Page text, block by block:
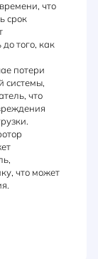
что
срок
того, как
потери
системы,
что
что может